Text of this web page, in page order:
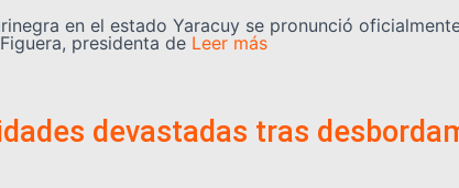
en el estado Yaracuy se pronunció
presidenta de Leer más
devastadas tras